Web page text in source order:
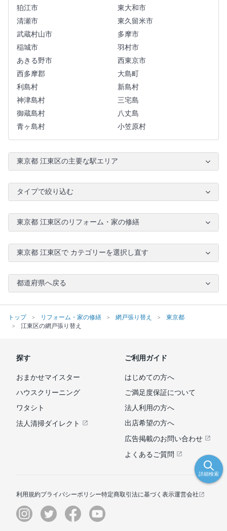
狛江市
東大和市
清瀬市
東久留米市
武蔵村山市
多摩市
稲城市
羽村市
あきる野市
西東京市
西多摩郡
大島町
利島村
新島村
神津島村
三宅島
御蔵島村
八丈島
青ヶ島村
小笠原村
東京都 江東区の主要な駅エリア
タイプで絞り込む
東京都 江東区のリフォーム・家の修繕
東京都 江東区で カテゴリーを選択し直す
都道府県へ戻る
トップ リフォーム・家の修繕 網戸張り替え
東京都
江東区の網戸張り替え
詳細検索
探す
おまかせマイスター
ハウスクリーニング
ワタシト
法人清掃ダイレクト
ご利用ガイド
はじめての方へ
ご満足度保証について
法人利用の方へ
出店希望の方へ
広告掲載のお問い合わせ
よくあるご質問
利用規約プライバシーポリシー特定商取引法に基づく表示運営会社